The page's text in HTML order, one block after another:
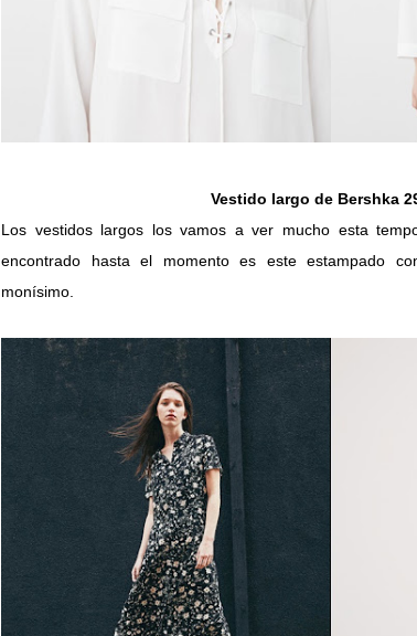
Vestido largo de Bershka
Los vestidos largos los vamos a ver mucho esta
encontrado hasta el momento es este estampado
monísimo.